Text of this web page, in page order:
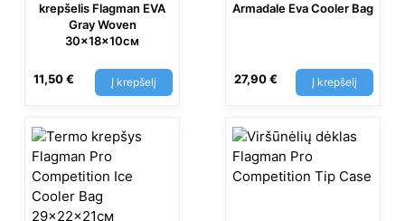
krepšelis Flagman EVA
Gray Woven
30x18x10см
11,50€ Į krepšelį
Armadale Eva Cooler Bag
27,90€ Į krepšelį